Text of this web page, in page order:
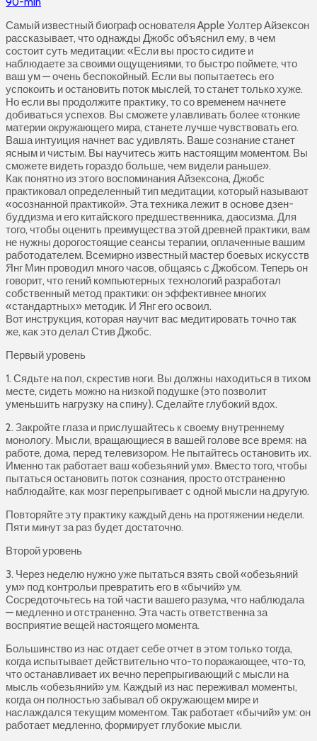
Самый известный биограф основателя Apple Уолтер Айзексон
рассказывает, что однажды Джобс объяснил ему, в чем
состоит суть медитации: «Если вы просто сидите и
наблюдаете за своими ощущениями, то быстро поймете, что
ваш ум — очень беспокойный. Если вы попытаетесь его
успокоить и остановить поток мыслей, то станет только хуже.
Но если вы продолжите практику, то со временем начнете
добиваться успехов. Вы сможете улавливать более «тонкие
материи окружающего мира, станете лучше чувствовать его.
Ваша интуиция начнет вас удивлять. Ваше сознание станет
ясным и чистым. Вы научитесь жить настоящим моментом. Вы
сможете видеть гораздо больше, чем видели раньше».
Как понятно из этого воспоминания Айзексона, Джобс
практиковал определенный тип медитации, который называют
«осознанной практикой». Эта техника лежит в основе дзен-
буддизма и его китайского предшественника, даосизма. Для
того, чтобы оценить преимущества этой древней практики, вам
не нужны дорогостоящие сеансы терапии, оплаченные вашим
работодателем. Всемирно известный мастер боевых искусств
Янг Мин проводил много часов, общаясь с Джобсом. Теперь он
говорит, что гений компьютерных технологий разработал
собственный метод практики: он эффективнее многих
«стандартных» методик. И Янг его освоил.
Вот инструкция, которая научит вас медитировать точно так
же, как это делал Стив Джобс.
Первый уровень
1. Сядьте на пол, скрестив ноги. Вы должны находиться в тихом
месте, сидеть можно на низкой подушке (это позволит
уменьшить нагрузку на спину). Сделайте глубокий вдох.
2. Закройте глаза и прислушайтесь к своему внутреннему
монологу. Мысли, вращающиеся в вашей голове все время: на
работе, дома, перед телевизором. Не пытайтесь остановить их.
Именно так работает ваш «обезьяний ум». Вместо того, чтобы
пытаться остановить поток сознания, просто отстраненно
наблюдайте, как мозг перепрыгивает с одной мысли на другую.
Повторяйте эту практику каждый день на протяжении недели.
Пяти минут за раз будет достаточно.
Второй уровень
3. Через неделю нужно уже пытаться взять свой «обезьяний
ум» под контрольи превратить его в «бычий» ум.
Сосредоточьтесь на той части вашего разума, что наблюдала
— медленно и отстраненно. Эта часть ответственна за
восприятие вещей настоящего момента.
Большинство из нас отдает себе отчет в этом только тогда,
когда испытывает действительно что-то поражающее, что-то,
что останавливает их вечно перепрыгивающий с мысли на
мысль «обезьяний» ум. Каждый из нас переживал моменты,
когда он полностью забывал об окружающем мире и
наслаждался текущим моментом. Так работает «бычий» ум: он
работает медленно, формирует глубокие мысли.